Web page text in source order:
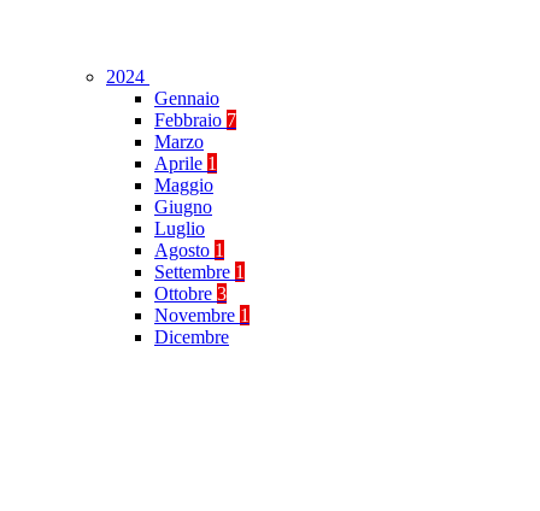
2024
Gennaio
Febbraio 7
Marzo
Aprile 1
Maggio
Giugno
Luglio
Agosto 1
Settembre 1
Ottobre 3
Novembre 1
Dicembre